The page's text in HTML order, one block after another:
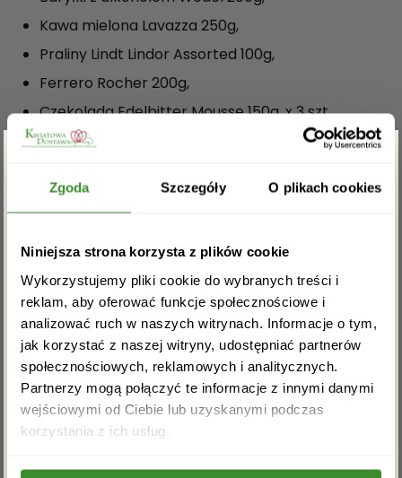
Zgoda Szczegóły O plikach cookies
Niniejsza strona korzysta z plików cookie
Wykorzystujemy pliki cookie do wybranych treści i
reklam, aby oferować funkcje społecznościowe i
analizować ruch w naszych witrynach. Informacje o tym,
jak korzystać z naszej witryny, udostępniać partnerów
społecznościowych, reklamowych i analitycznych.
Partnerzy mogą połączyć te informacje z innymi danymi
wejściowymi od Ciebie lub uzyskanymi podczas
korzystania z ich usług.
Kawa mielona Lavazza 250g,
Praliny Lindt Lindor Assorted 100g,
Ferrero Rocher 200g,
Czekolada Edelbitter Mousse 150g. x 3 szt.
(Schwarze Johannisbeere, Orange, Cranberry).
Drewniana skrzynka.
Na razie nie ma opinii o produkcie.
Musisz sięzalogować, aby dodać opinię.
Zgarnij rabat -5%
Zapisz się do newslettera i zgarnij
rabat na pierwsze zakupy!
Akceptuję regulamin i wyrażam zgodę na
przetwarzanie powyższych danych osobowych